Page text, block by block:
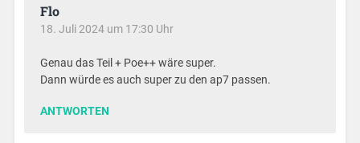
Flo
18. Juli 2024 um 17:30 Uhr
Genau das Teil + Poe++ wäre super.
Dann würde es auch super zu den ap7 passen.
ANTWORTEN